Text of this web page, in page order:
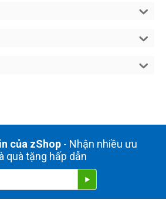
của zShop- Nhận nhiều ưu
quà tặng hấp dẫn